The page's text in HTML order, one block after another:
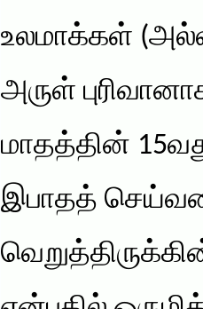
உலமாக்கள்
அருள்
மாதத்தின்
இபாதத்